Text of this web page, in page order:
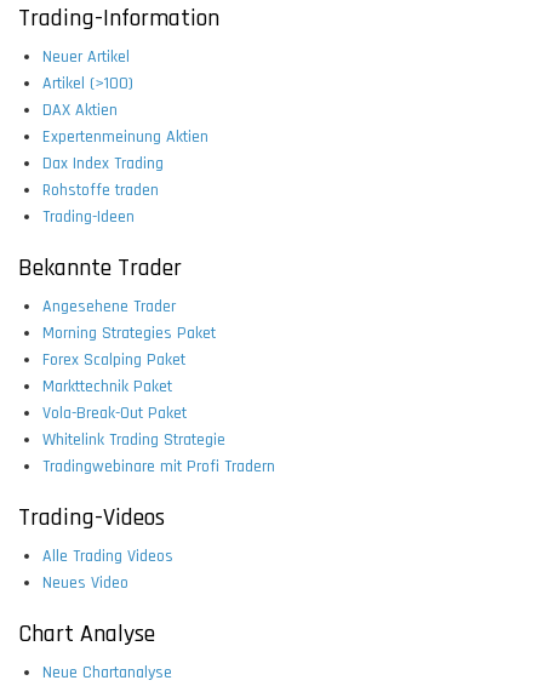
Trading-Information
Neuer Artikel
Artikel (>100)
DAX Aktien
Expertenmeinung Aktien
Dax Index Trading
Rohstoffe traden
Trading-Ideen
Bekannte Trader
Angesehene Trader
Morning Strategies Paket
Forex Scalping Paket
Markttechnik Paket
Vola-Break-Out Paket
Whitelink Trading Strategie
Tradingwebinare mit Profi Tradern
Trading-Videos
Alle Trading Videos
Neues Video
Chart Analyse
Neue Chartanalyse